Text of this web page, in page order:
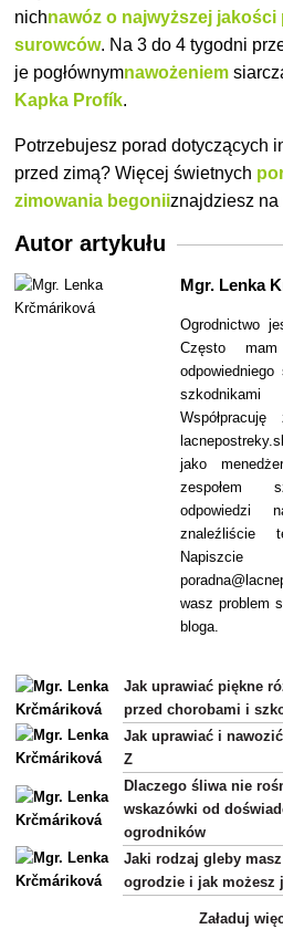
nichnawóz o najwyższej jakości
surowców. Na 3 do 4 tygodni
je pogłównymnawożeniem
Kapka Profík.
Potrzebujesz porad dotyczących
przed zimą? Więcej świetnych
zimowania begoniiznajdziesz na
Autor artykułu
Mgr. Lenka
Ogrodnictwo
Często
jako
zespołem
odpowiedzi
znaleźliście
wasz problem
bloga.
Jak uprawiać piękne
przed chorobami i
Jak uprawiać i
Z
Dlaczego śliwa nie
wskazówki od
ogrodników
Jaki rodzaj gleby
ogrodzie i jak możesz
Załaduj